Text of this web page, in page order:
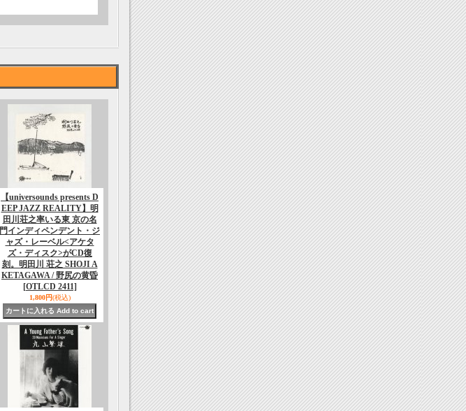
【universounds presents D
EEP JAZZ REALITY】明
田川荘之率いる東 京の名
門インディペンデント・ジ
ャズ・レーベル<アケタ
ズ・ディスク>がCD復
刻。明田川 荘之 SHOJI A
KETAGAWA / 野尻の黄昏
[OTLCD 2411]
1,800円(税込)